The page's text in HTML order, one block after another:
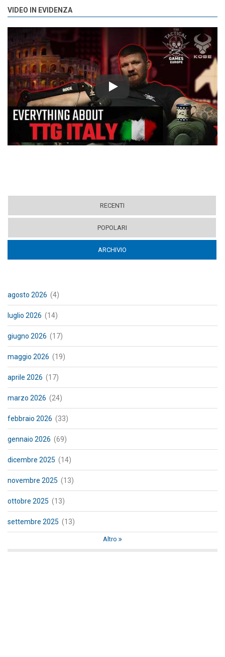
VIDEO IN EVIDENZA
Play
RECENTI
POPOLARI
ARCHIVIO
agosto 2026 (4)
luglio 2026 (14)
giugno 2026 (17)
maggio 2026 (19)
aprile 2026 (17)
marzo 2026 (24)
febbraio 2026 (33)
gennaio 2026 (69)
dicembre 2025 (14)
novembre 2025 (13)
ottobre 2025 (13)
settembre 2025 (13)
Altro